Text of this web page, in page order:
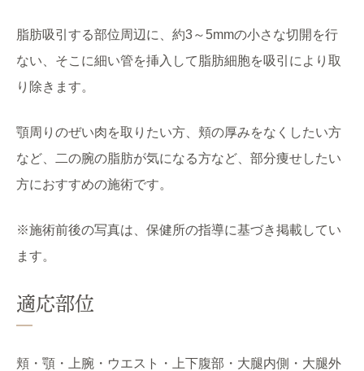
脂肪吸引する部位周辺に、約3～5mmの小さな切開を行
ない、そこに細い管を挿入して脂肪細胞を吸引により取
り除きます。
顎周りのぜい肉を取りたい方、頬の厚みをなくしたい方
など、二の腕の脂肪が気になる方など、部分痩せしたい
方におすすめの施術です。
※施術前後の写真は、保健所の指導に基づき掲載してい
ます。
適応部位
頬・顎・上腕・ウエスト・上下腹部・大腿内側・大腿外